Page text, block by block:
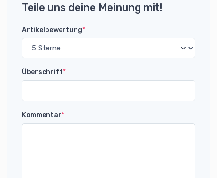
Teile uns deine Meinung mit!
Artikelbewertung*
Überschrift*
Kommentar*